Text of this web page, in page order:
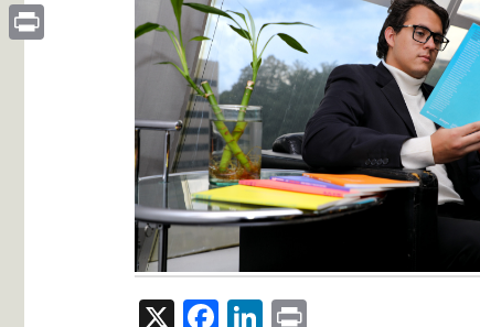
X Facebook
LinkedIn
LinkedIn